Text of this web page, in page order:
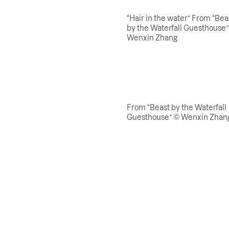
“Hair in the water” From
by the Waterfall
Wenxin Zhang
From “Beast by the Waterfall
Guesthouse” © Wenxin